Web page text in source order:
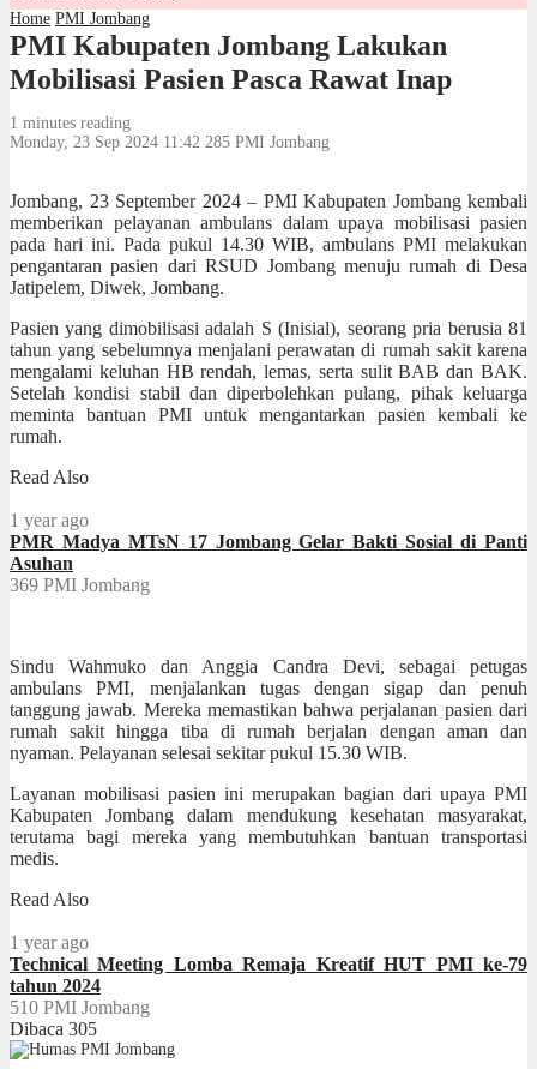
Home PMI Jombang
PMI Kabupaten Jombang Lakukan
Mobilisasi Pasien Pasca Rawat Inap
1 minutes reading
Monday, 23 Sep 2024 11:42 285 PMI Jombang
Jombang, 23 September 2024 – PMI Kabupaten Jombang kembali
memberikan pelayanan ambulans dalam upaya mobilisasi pasien
pada hari ini. Pada pukul 14.30 WIB, ambulans PMI melakukan
pengantaran pasien dari RSUD Jombang menuju rumah di Desa
Jatipelem, Diwek, Jombang.
Pasien yang dimobilisasi adalah S (Inisial), seorang pria berusia 81
tahun yang sebelumnya menjalani perawatan di rumah sakit karena
mengalami keluhan HB rendah, lemas, serta sulit BAB dan BAK.
Setelah kondisi stabil dan diperbolehkan pulang, pihak keluarga
meminta bantuan PMI untuk mengantarkan pasien kembali ke
rumah.
Read Also
1 year ago
PMR Madya MTsN 17 Jombang Gelar Bakti Sosial di Panti
Asuhan
369 PMI Jombang
Sindu Wahmuko dan Anggia Candra Devi, sebagai petugas
ambulans PMI, menjalankan tugas dengan sigap dan penuh
tanggung jawab. Mereka memastikan bahwa perjalanan pasien dari
rumah sakit hingga tiba di rumah berjalan dengan aman dan
nyaman. Pelayanan selesai sekitar pukul 15.30 WIB.
Layanan mobilisasi pasien ini merupakan bagian dari upaya PMI
Kabupaten Jombang dalam mendukung kesehatan masyarakat,
terutama bagi mereka yang membutuhkan bantuan transportasi
medis.
Read Also
1 year ago
Technical Meeting Lomba Remaja Kreatif HUT PMI ke-79
tahun 2024
510 PMI Jombang
Dibaca 305